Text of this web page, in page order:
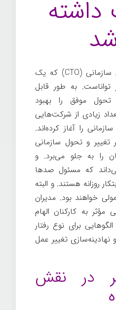
داشته
مدیر تغییر و دگرگونی سازمانی (CTO) که یک
تواناست. به طور قابل
موفق را بهبود
زیادی از شرکت‌هایی
را آغاز کرده‌اند.
تغییر و تحول سازمانی
را به جلو می‌برد. و
که مسئول صدها
روزانه هستند. و البته
خواهند بود. مدیران
مؤثر به کارکنان الهام
برای نوع رفتار
نهادینه‌سازی تغییر عمل
در نقش